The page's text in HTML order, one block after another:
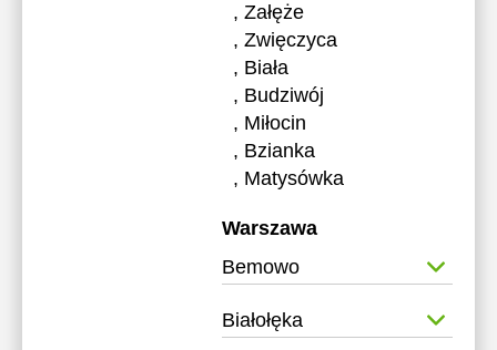
, Załęże
, Zwięczyca
, Biała
, Budziwój
, Miłocin
, Bzianka
, Matysówka
Warszawa
Bemowo
Białołęka